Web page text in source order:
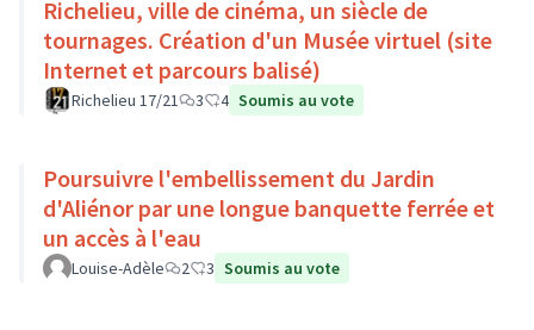
Richelieu, ville de cinéma, un siècle de
tournages. Création d'un Musée virtuel (site
Internet et parcours balisé)
Richelieu 17/21 3 4 Soumis au vote
Poursuivre l'embellissement du Jardin
d'Aliénor par une longue banquette ferrée et
un accès à l'eau
Louise-Adèle 2 3 Soumis au vote